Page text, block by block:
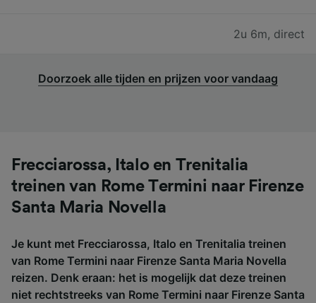
2u 6m, direct
Doorzoek alle tijden en prijzen voor vandaag
Frecciarossa, Italo en Trenitalia
treinen van Rome Termini naar Firenze
Santa Maria Novella
Je kunt met Frecciarossa, Italo en Trenitalia treinen
van Rome Termini naar Firenze Santa Maria Novella
reizen. Denk eraan: het is mogelijk dat deze treinen
niet rechtstreeks van Rome Termini naar Firenze Santa